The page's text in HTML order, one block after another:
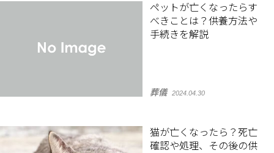
ペットが亡くなったらす
べきことは？供養方法や
手続きを解説
葬儀 2024.04.30
猫が亡くなったら？死亡
確認や処理、その後の供